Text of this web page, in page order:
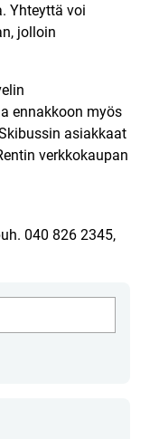
Yhteyttä voi
jolloin
ennakkoon myös
asiakkaat
verkkokaupan
040 826 2345,